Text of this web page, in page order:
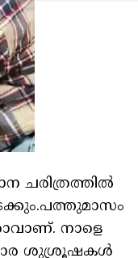
ചരിത്രത്തില്‍
നാളെ
ശുശ്രൂഷകള്‍